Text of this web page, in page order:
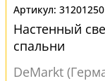
Настенный
спальни
DeMarkt